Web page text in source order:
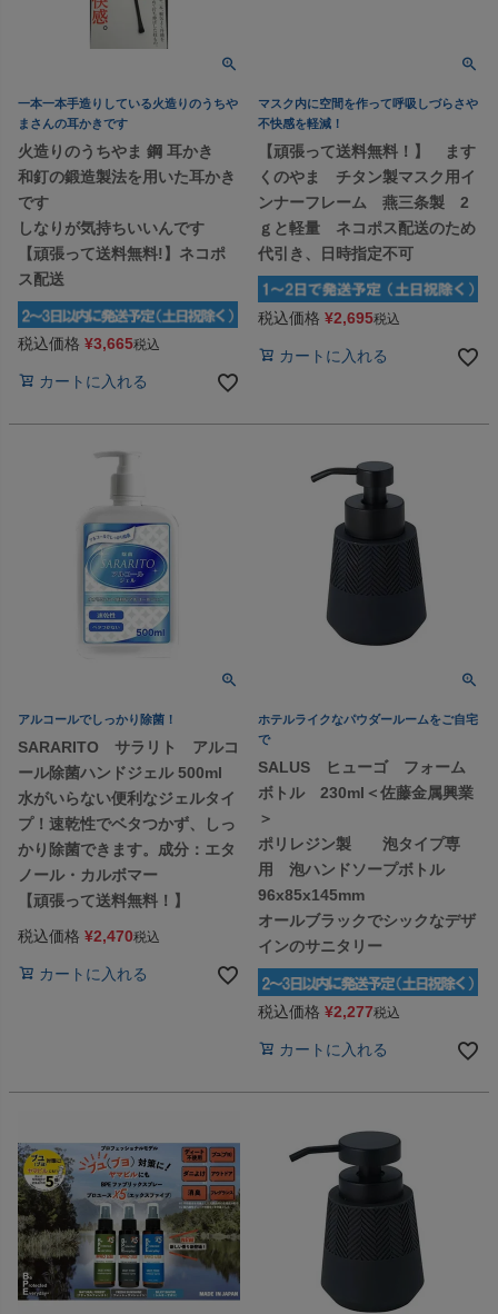
一本一本手造りしている火造りのうちや
まさんの耳かきです
火造りのうちやま 鋼 耳かき
和釘の鍛造製法を用いた耳かき
です
しなりが気持ちいいんです
【頑張って送料無料!】ネコポ
ス配送
税込価格 ¥3,665税込
カートに入れる
マスク内に空間を作って呼吸しづらさや
不快感を軽減！
【頑張って送料無料！】 ます
くのやま チタン製マスク用イ
ンナーフレーム 燕三条製 2
ｇと軽量 ネコポス配送のため
代引き、日時指定不可
税込価格 ¥2,695税込
カートに入れる
アルコールでしっかり除菌！
SARARITO サラリト アルコ
ール除菌ハンドジェル 500ml
水がいらない便利なジェルタイ
プ！速乾性でベタつかず、しっ
かり除菌できます。成分：エタ
ノール・カルボマー
【頑張って送料無料！】
税込価格 ¥2,470税込
カートに入れる
ホテルライクなパウダールームをご自宅
で
SALUS ヒューゴ フォーム
ボトル 230ml＜佐藤金属興業
＞
ポリレジン製 泡タイプ専
用 泡ハンドソープボトル
96x85x145mm
オールブラックでシックなデザ
インのサニタリー
税込価格 ¥2,277税込
カートに入れる